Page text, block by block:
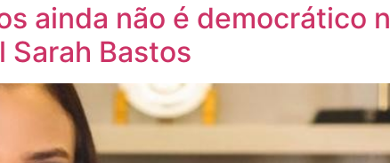
ainda não é democrático
Sarah Bastos